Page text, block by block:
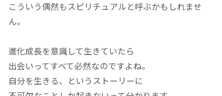
こういう偶然もスピリチュアルと呼ぶかもしれませ
ん。
進化成長を意識して生きていたら
出会いってすべて必然なのですよね。
自分を生きる、というストーリーに